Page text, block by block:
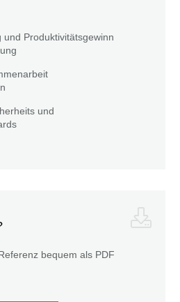
und Produktivitätsgewinn
und
bequem als PDF